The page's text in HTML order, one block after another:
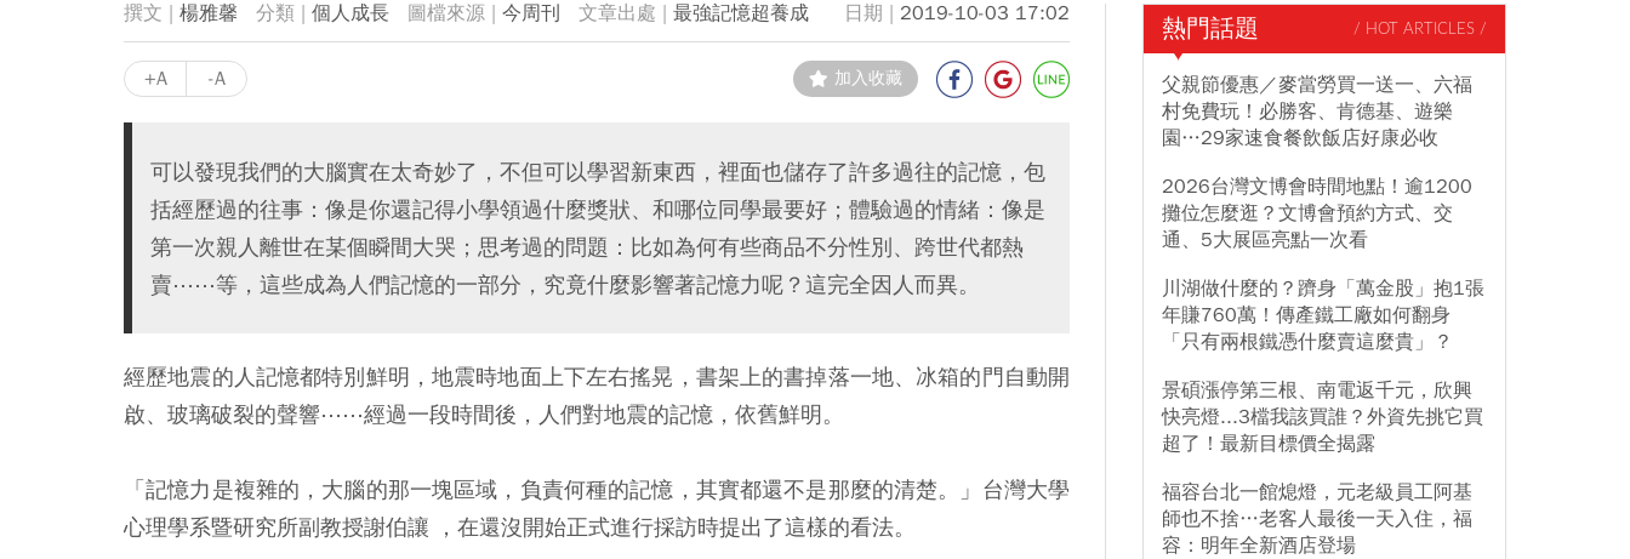
楊雅馨 個人成長 今周刊 最強記憶超養成 2019-10-03 17:02
+A -A 加入收藏
可以發現我們的大腦實在太奇妙了，不但可以學習新東西，裡面也儲存了許多過往的記憶，包
括經歷過的往事：像是你還記得小學領過什麼獎狀、和哪位同學最要好；體驗過的情緒：像是
第一次親人離世在某個瞬間大哭；思考過的問題：比如為何有些商品不分性別、跨世代都熱
賣⋯⋯等，這些成為人們記憶的一部分，究竟什麼影響著記憶力呢？這完全因人而異。
經歷地震的人記憶都特別鮮明，地震時地面上下左右搖晃，書架上的書掉落一地、冰箱的門自動開
啟、玻璃破裂的聲響⋯⋯經過一段時間後，人們對地震的記憶，依舊鮮明。
「記憶力是複雜的，大腦的那一塊區域，負責何種的記憶，其實都還不是那麼的清楚。」台灣大學
心理學系暨研究所副教授謝伯讓 ，在還沒開始正式進行採訪時提出了這樣的看法。
熱門話題 / HOT ARTICLES /
父親節優惠／麥當勞買一送一、六福
村免費玩！必勝客、肯德基、遊樂
園…29家速食餐飲飯店好康必收
2026台灣文博會時間地點！逾1200
攤位怎麼逛？文博會預約方式、交
通、5大展區亮點一次看
川湖做什麼的？躋身「萬金股」抱1張
年賺760萬！傳產鐵工廠如何翻身
「只有兩根鐵憑什麼賣這麼貴」？
景碩漲停第三根、南電返千元，欣興
快亮燈...3檔我該買誰？外資先挑它買
超了！最新目標價全揭露
福容台北一館熄燈，元老級員工阿基
師也不捨…老客人最後一天入住，福
容：明年全新酒店登場